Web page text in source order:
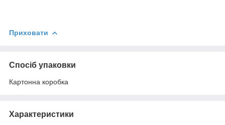
Приховати
Спосіб упаковки
Картонна коробка
Характеристики